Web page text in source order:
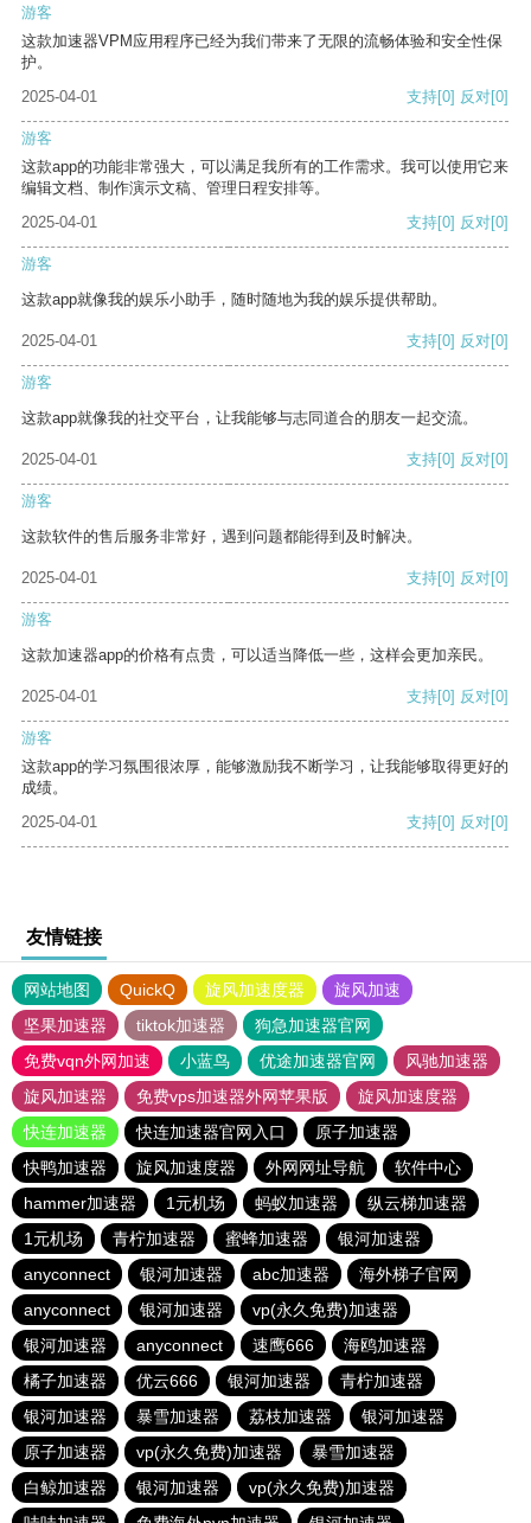
游客
这款加速器VPM应用程序已经为我们带来了无限的流畅体验和安全性保
护。
2025-04-01
支持[0] 反对[0]
游客
这款app的功能非常强大，可以满足我所有的工作需求。我可以使用它来
编辑文档、制作演示文稿、管理日程安排等。
2025-04-01
支持[0] 反对[0]
游客
这款app就像我的娱乐小助手，随时随地为我的娱乐提供帮助。
2025-04-01 支持[0] 反对[0]
游客
这款app就像我的社交平台，让我能够与志同道合的朋友一起交流。
2025-04-01 支持[0] 反对[0]
游客
这款软件的售后服务非常好，遇到问题都能得到及时解决。
2025-04-01 支持[0] 反对[0]
游客
这款加速器app的价格有点贵，可以适当降低一些，这样会更加亲民。
2025-04-01 支持[0] 反对[0]
游客
这款app的学习氛围很浓厚，能够激励我不断学习，让我能够取得更好的
成绩。
2025-04-01
支持[0] 反对[0]
友情链接
网站地图 QuickQ 旋风加速度器
旋风加速
坚果加速器
tiktok加速器
狗急加速器官网
免费vqn外网加速
小蓝鸟 优途加速器官网
风驰加速器
旋风加速器
免费vps加速器外网苹果版
旋风加速度器
快连加速器
快连加速器官网入口
原子加速器
快鸭加速器
旋风加速度器 外网网址导航
软件中心
hammer加速器
1元机场 蚂蚁加速器
纵云梯加速器
1元机场
青柠加速器 蜜蜂加速器
银河加速器
anyconnect
银河加速器 abc加速器
海外梯子官网
anyconnect
银河加速器
vp(永久免费)加速器
银河加速器
anyconnect 速鹰666
海鸥加速器
橘子加速器
优云666 银河加速器
青柠加速器
银河加速器
暴雪加速器 荔枝加速器
银河加速器
原子加速器
vp(永久免费)加速器
暴雪加速器
白鲸加速器
银河加速器
vp(永久免费)加速器